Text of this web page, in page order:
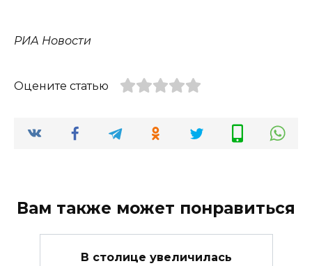
РИА Новости
Оцените статью
Вам также может понравиться
В столице увеличилась